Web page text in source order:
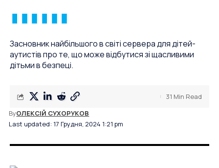
Засновник найбільшого в світі сервера для дітей-
аутистів про те, що може відбутися зі щасливими
дітьми в безпеці.
Last updated: 17 Грудня, 2024 1:21 pm
ByОЛЕКСІЙ СУХОРУКОВ
31 Min Read